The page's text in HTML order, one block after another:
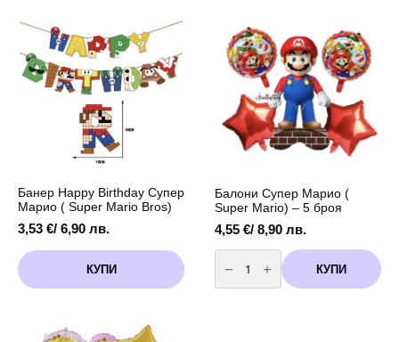
еднократна
употреба
30
балона
см
броя
глитерни
Банер Happy Birthday Супер
Марио ( Super Mario Bros)
3,53 €/ 6,90 лв.
КУПИ
Балони Супер Марио (
Super Mario) – 5 броя
4,55 €/ 8,90 лв.
количество
за
Балони
Супер
КУПИ